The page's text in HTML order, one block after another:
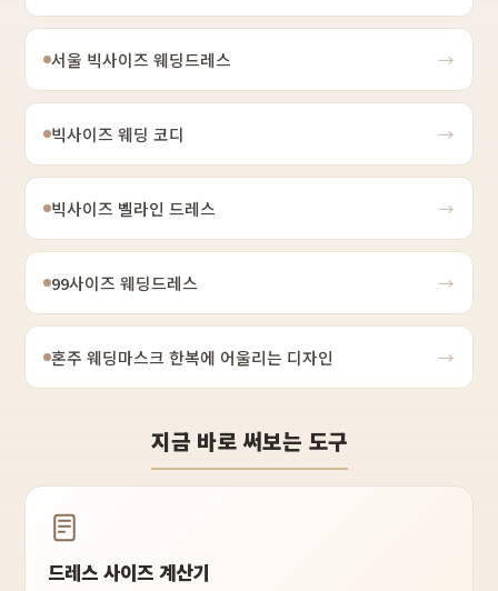
서울 빅사이즈 웨딩드레스 →
빅사이즈 웨딩 코디 →
빅사이즈 벨라인 드레스 →
99사이즈 웨딩드레스 →
혼주 웨딩마스크 한복에 어울리는 디자인 →
지금 바로 써보는 도구
드레스 사이즈 계산기